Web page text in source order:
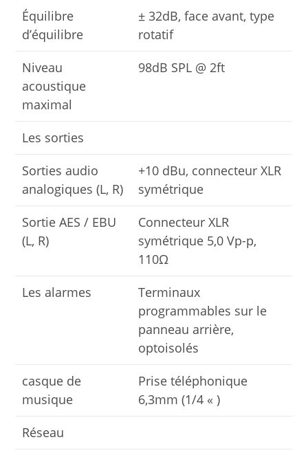
Équilibre
d’équilibre
± 32dB, face avant, type
rotatif
Niveau
acoustique
maximal
98dB SPL @ 2ft
Les sorties
Sorties audio
analogiques (L, R)
+10 dBu, connecteur XLR
symétrique
Sortie AES / EBU
(L, R)
Connecteur XLR
symétrique 5,0 Vp-p,
110Ω
Les alarmes
Terminaux
programmables sur le
panneau arrière,
optoisolés
casque de
musique
Prise téléphonique
6,3mm (1/4 « )
Réseau